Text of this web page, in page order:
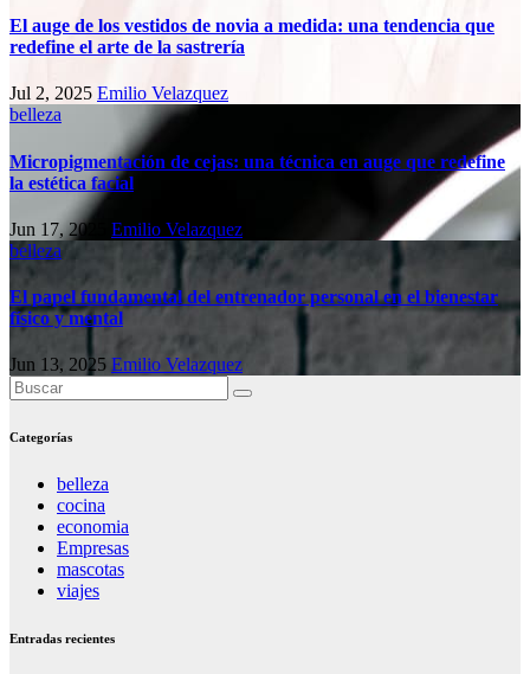
El auge de los vestidos de novia a medida: una tendencia que
redefine el arte de la sastrería
Jul 2, 2025 Emilio Velazquez
belleza
Micropigmentación de cejas: una técnica en auge que redefine
la estética facial
Jun 17, 2025 Emilio Velazquez
belleza
El papel fundamental del entrenador personal en el bienestar
físico y mental
Jun 13, 2025 Emilio Velazquez
Categorías
belleza
cocina
economia
Empresas
mascotas
viajes
Entradas recientes